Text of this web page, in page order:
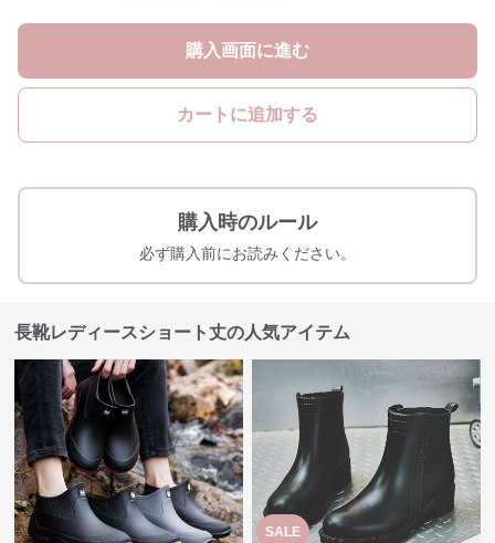
購入画面に進む
カートに追加する
購入時のルール
必ず購入前にお読みください。
長靴レディースショート丈の人気アイテム
SALE